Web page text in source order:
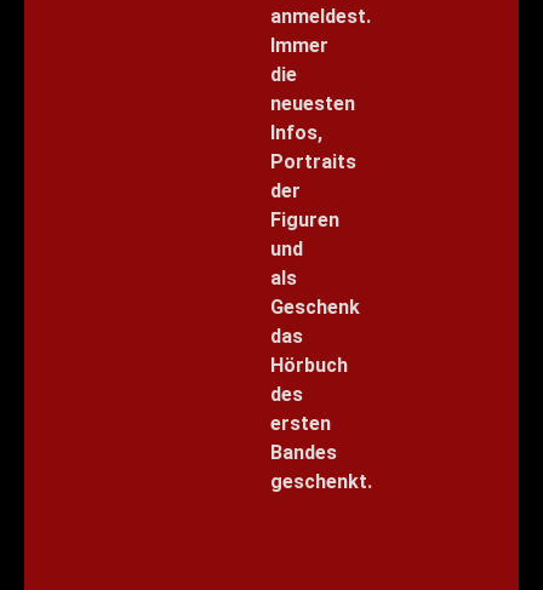
anmeldest.
Immer
die
neuesten
Infos,
Portraits
der
Figuren
und
als
Geschenk
das
Hörbuch
des
ersten
Bandes
geschenkt.